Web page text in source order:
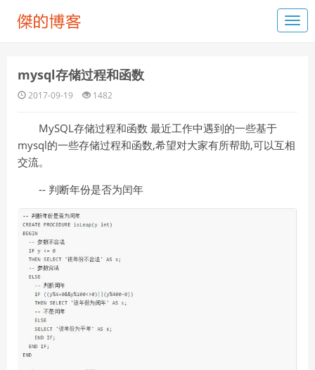
mysql存储过程和函数
2017-09-19 1482
MySQL存储过程和函数 最近工作中遇到的一些基于
mysql的一些存储过程和函数,希望对大家有所帮助,可以互相
交流。
‐‐ 判断年份是否为闰年